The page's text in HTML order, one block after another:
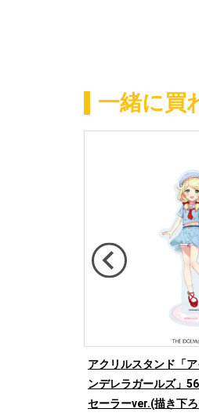
一緒に買
アクリルスタンド「
ンデレラガールズ」
セーラーver.(描き下